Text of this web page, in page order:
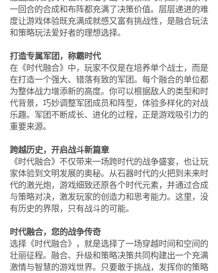
一回合的合成和布阵都充满了决策价值。层层递进的难
度让游戏体验既充满成就感又富有挑战性，是融合玩法
和策略玩法爱好者的理想选择。
打造专属军团，称霸时代
在《时代融合》中，玩家不仅是在培养单个战士，而是
在打造一个强大、错落有致的军团。每个融合的单位都
为整体战力增添新的高度。你可以根据敌人的类型和时
代背景，巧妙调整军团成员和阵型，体验多样化的对战
乐趣。军团不断成长、进化的过程，正是游戏吸引力的
重要来源。
跨越历史，开启战斗新篇章
《时代融合》不仅带来一场跨时代的战争盛宴，也让玩
家体验到文明发展的奥秘。从石器时代的火把到未来时
代的激光炮，游戏细致还原各个时代元素，并通过合成
与策略对决，激发玩家的创造力和思考能力。这里，没
有历史的界限，只有战斗的可能。
时代融合，您的战争传奇
选择《时代融合》，就是选择了一场穿越时间和空间的
壮丽征程。融合、升级和策略决策共同构建出一个充满
激情与智慧的游戏世界。只要敢于挑战，发挥你的策略